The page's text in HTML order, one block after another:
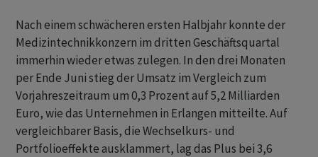
Nach einem schwächeren ersten Halbjahr konnte der
Medizintechnikkonzern im dritten Geschäftsquartal
immerhin wieder etwas zulegen. In den drei Monaten
per Ende Juni stieg der Umsatz im Vergleich zum
Vorjahreszeitraum um 0,3 Prozent auf 5,2 Milliarden
Euro, wie das Unternehmen in Erlangen mitteilte. Auf
vergleichbarer Basis, die Wechselkurs- und
Portfolioeffekte ausklammert, lag das Plus bei 3,6